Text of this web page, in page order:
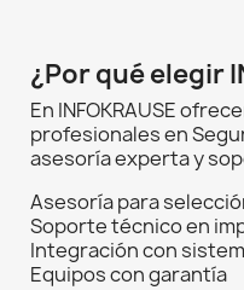
¿Por qué elegir
En INFOKRAUSE
profesionales en
asesoría experta y
Asesoría para
Soporte técnico en
Integración con
Equipos con garantía